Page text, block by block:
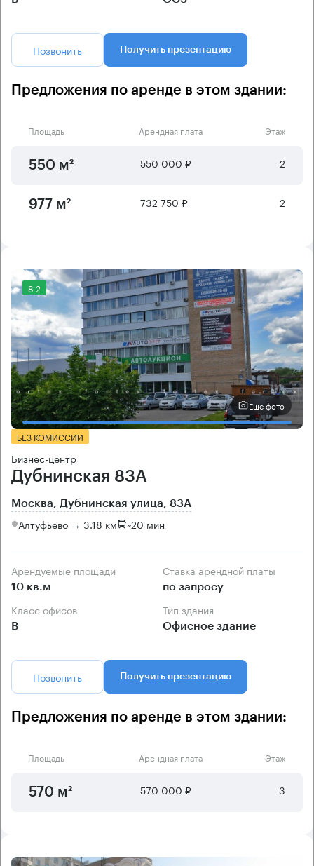
Позвонить Получить презентацию
Предложения по аренде в этом здании:
Площадь Арендная плата Этаж
550 м² 550 000 ₽ 2
977 м² 732 750 ₽ 2
8.2
Еще фото
БЕЗ КОМИССИИ
Бизнес-центр
Дубнинская 83А
Москва, Дубнинская улица, 83А
Алтуфьево → 3.18 км ~20 мин
Арендуемые площади
10 кв.м
Ставка арендной платы
по запросу
Класс офисов
B
Тип здания
Офисное здание
Позвонить Получить презентацию
Предложения по аренде в этом здании:
Площадь Арендная плата Этаж
570 м² 570 000 ₽ 3